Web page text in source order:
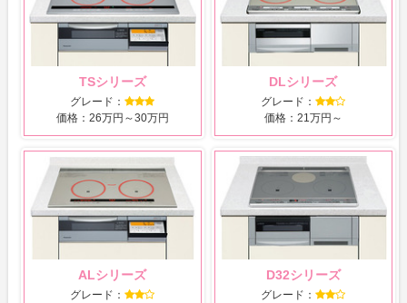
TSシリーズ
グレード：
価格：26万円～30万円
DLシリーズ
グレード：
価格：21万円～
ALシリーズ
グレード：
D32シリーズ
グレード：